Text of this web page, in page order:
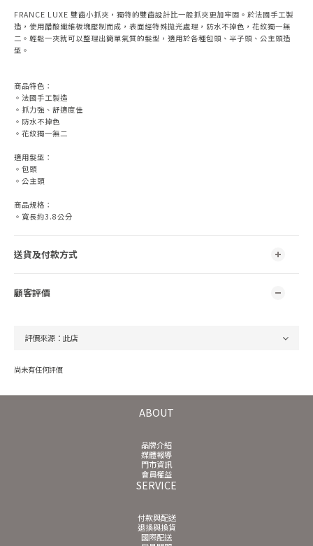
FRANCE LUXE 雙齒小抓夾，獨特的雙齒設計比一般抓夾更加牢固。於法國手工製
造，使用醋酸纖維板塊壓制而成，表面經特殊拋光處理，防水不掉色，花紋獨一無
二。輕鬆一夾就可以整理出簡單氣質的髮型，適用於各種包頭、半子頭、公主頭造
型。
商品特色：
。法國手工製造
。抓力強、舒適度佳
。防水不掉色
。花紋獨一無二
適用髮型：
。包頭
。公主頭
商品規格：
。寬長約3.8公分
送貨及付款方式
顧客評價
尚未有任何評價
ABOUT
品牌介紹
媒體報導
門市資訊
會員權益
SERVICE
付款與配送
退換與換貨
國際配送